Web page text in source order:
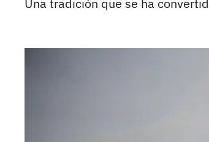
Una tradición que se ha